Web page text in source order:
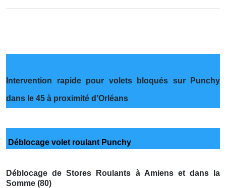
Intervention rapide pour volets bloqués sur Punchy
dans le 45 à proximité d’Orléans
Déblocage volet roulant Punchy
Déblocage de Stores Roulants à Amiens et dans la
Somme (80)